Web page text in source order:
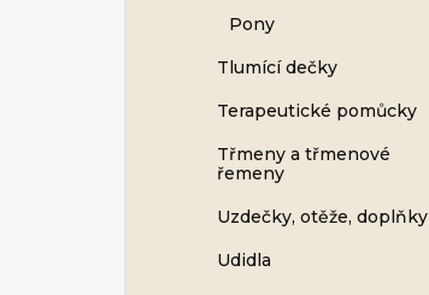
Pony
Tlumící dečky
Terapeutické pomůcky
Třmeny a třmenové
řemeny
Uzdečky, otěže, doplňky
Udidla